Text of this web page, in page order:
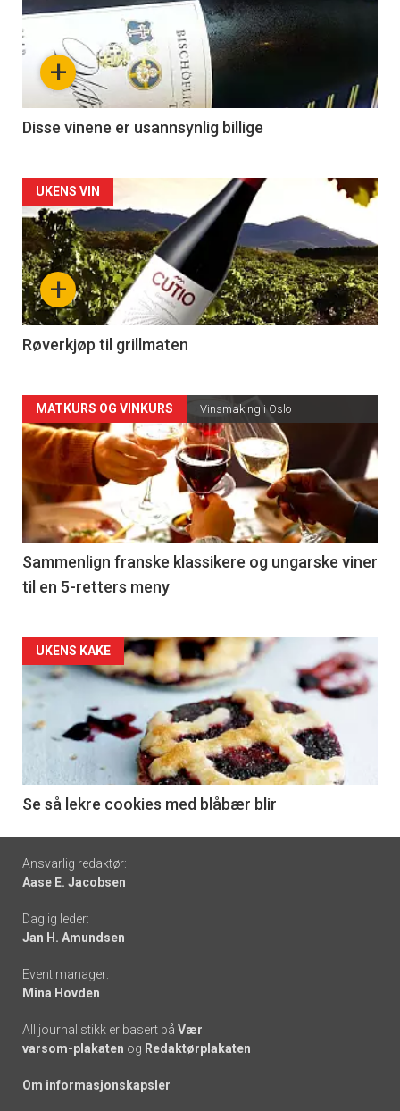
akkurat
nå
3
+
Disse vinene er usannsynlig billige
Forsiden
akkurat
nå
-
4
+
UKENS VIN
Røverkjøp til grillmaten
Forsiden
akkurat
nå
-
5
MATKURS OG VINKURS Vinsmaking i Oslo
Sammenlign franske klassikere og ungarske viner
til en 5-retters meny
Forsiden
akkurat
nå
6
UKENS KAKE
Se så lekre cookies med blåbær blir
Footer
-
links
Ansvarlig redaktør:
Aase E. Jacobsen
Daglig leder:
Jan H. Amundsen
Event manager:
Mina Hovden
All journalistikk er basert på Vær
varsom-plakaten og Redaktørplakaten
Om informasjonskapsler